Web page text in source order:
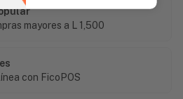
mayores a L 1,500
con FicoPOS